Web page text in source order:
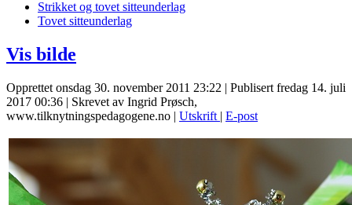
Strikket og tovet sitteunderlag
Tovet sitteunderlag
Vis bilde
Opprettet onsdag 30. november 2011 23:22 | Publisert fredag 14. juli
2017 00:36 | Skrevet av Ingrid Prøsch,
www.tilknytningspedagogene.no | Utskrift | E-post